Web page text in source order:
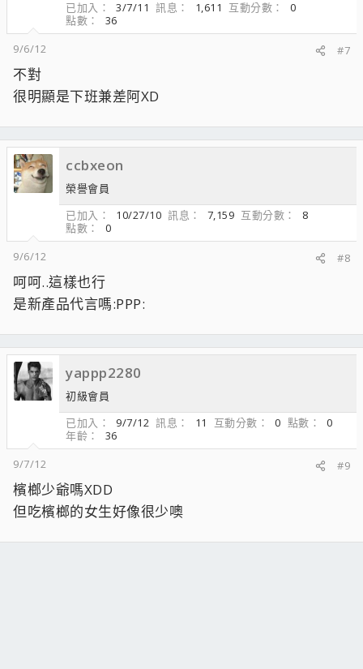
已加入 3/7/11 訊息 1,611 互動分數
0
點數
36
9/6/12
#7
不對
很明顯是下班兼差阿XD
ccbxeon
榮譽會員
已加入
10/27/10 訊息 7,159 互動分數
8
點數
0
9/6/12
#8
呵呵..這樣也行
是新產品代言嗎:PPP:
yappp2280
初級會員
已加入
9/7/12 訊息 11 互動分數 0 點數
0
年齡
36
9/7/12
#9
檳榔少爺嗎XDD
但吃檳榔的女生好像很少噢